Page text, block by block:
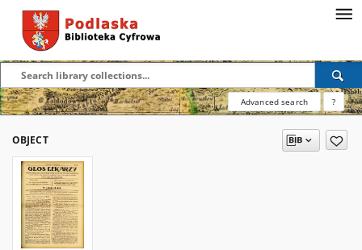
Advanced search ?
OBJECT